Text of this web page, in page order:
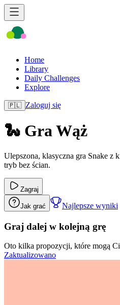
Home
Library
Daily Challenges
Explore
🇵🇱 Zaloguj się
🐍 Gra Wąż
Ulepszona, klasyczna gra Snake z
tryb bez ścian.
Zagraj
Jak grać Najlepsze wyniki
Graj dalej w kolejną grę
Oto kilka propozycji, które mogą Ci
Zaktualizowano